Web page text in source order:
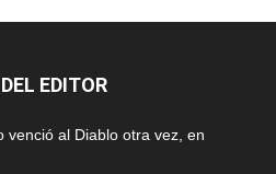
EDITOR
venció al Diablo otra vez, en